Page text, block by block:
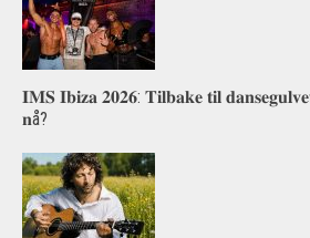
𝐈𝐌𝐒 𝐈𝐛𝐢𝐳𝐚 𝟐𝟎𝟐𝟔: 𝐓𝐢𝐥𝐛𝐚𝐤𝐞 𝐭𝐢𝐥
𝐧å?